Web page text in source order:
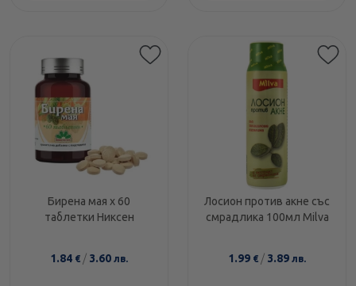
Бирена мая x 60
таблетки Никсен
1.84 € / 3.60 лв.
Лосион против акне със
смрадлика 100мл Milva
1.99 € / 3.89 лв.